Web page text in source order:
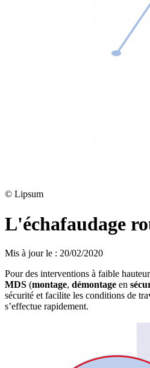
© Lipsum
L'échafaudage
Mis à jour le : 20/02/2020
Pour des interventions à faible
MDS (montage, démontage en
sécurité et facilite les conditions de
s’effectue rapidement.